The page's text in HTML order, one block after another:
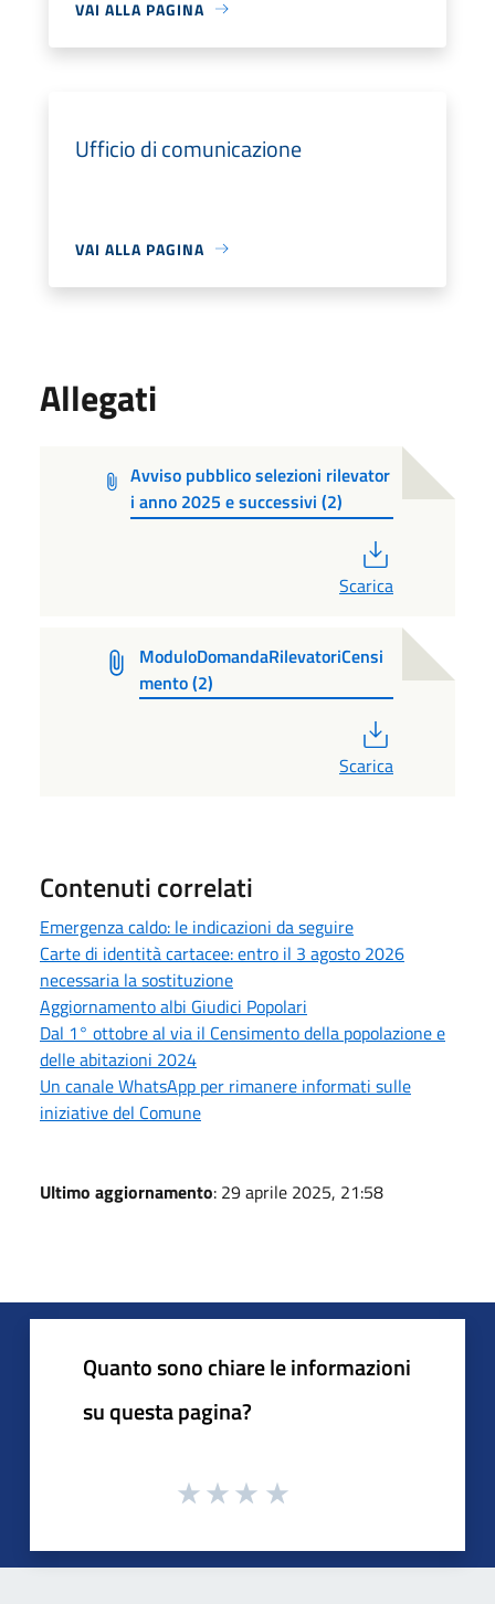
VAI ALLA PAGINA
Ufficio di comunicazione
VAI ALLA PAGINA
Allegati
Avviso pubblico selezioni rilevator
i anno 2025 e successivi (2)
Scarica
ModuloDomandaRilevatoriCensi
mento (2)
Scarica
Contenuti correlati
Emergenza caldo: le indicazioni da seguire
Carte di identità cartacee: entro il 3 agosto 2026
necessaria la sostituzione
Aggiornamento albi Giudici Popolari
Dal 1° ottobre al via il Censimento della popolazione e
delle abitazioni 2024
Un canale WhatsApp per rimanere informati sulle
iniziative del Comune
Ultimo aggiornamento: 29 aprile 2025, 21:58
Quanto sono chiare le informazioni
su questa pagina?